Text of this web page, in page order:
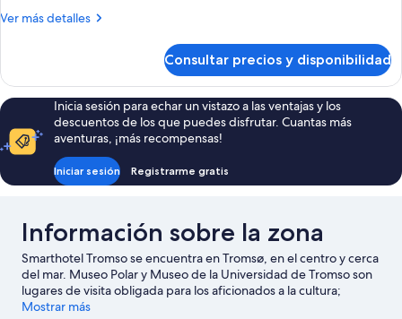
Ver más detalles
Más
Consultar precios y disponibilidad
Inicia sesión para echar un vistazo a las ventajas y los
descuentos de los que puedes disfrutar. Cuantas más
aventuras, ¡más recompensas!
Iniciar sesión Registrarme gratis
Información sobre la zona
Smarthotel Tromso se encuentra en Tromsø, en el centro y cerca
del mar. Museo Polar y Museo de la Universidad de Tromso son
lugares de visita obligada para los aficionados a la cultura;
tampoco te pierdas Jardín botánico polar alpino y Laponia de
Mostrar más